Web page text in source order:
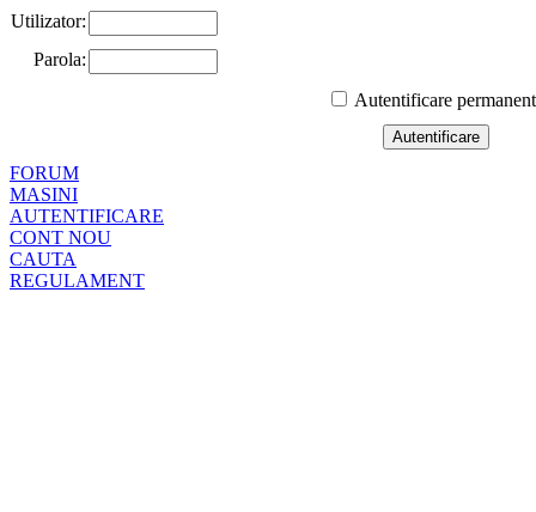
Utilizator:
Parola:
Autentificare
FORUM
MASINI
AUTENTIFICARE
CONT NOU
CAUTA
REGULAMENT